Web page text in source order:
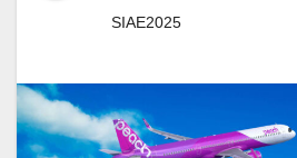
SIAE2025